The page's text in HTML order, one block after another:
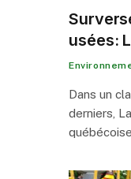
usées:
Dans un
derniers,